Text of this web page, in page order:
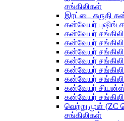
சங்கிலிகள்
இரட்டை சுருதி
கன்வேயர் புஷிங்
கன்வேயர்
கன்வேயர்
கன்வேயர்
கன்வேயர்
கன்வேயர்
கன்வேயர்
கன்வேயர்
கன்வேயர்
வெற்று முள்
சங்கிலிகள்